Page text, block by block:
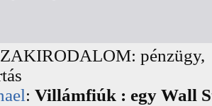
pénzügy,
: Villámfiúk : egy Wall